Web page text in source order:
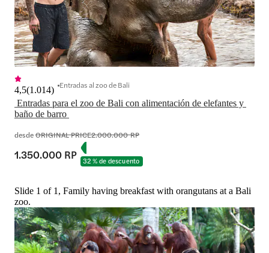
Entradas para el zoo de Bali con alimentación de elefantes y
4,5(1.014) Entradas al zoo de Bali
desdeORIGINAL PRICE2.000.000 RP
1.350.000 RP 32 % de descuento
Slide 1 of 1, Family having breakfast with orangutans at a Bali
zoo.